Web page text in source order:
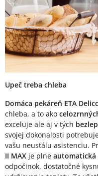
Upeč treba chleba
Domáca pekáreň ETA
chleba, a to ako
exceluje ale aj v tých
svojej dokonalosti
vašu neustálu asistenciu.
II MAX je plne automatická
odpočinok, dostatočné